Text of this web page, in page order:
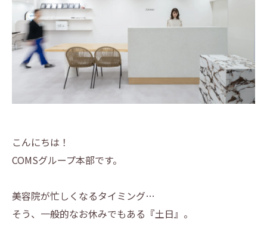
こんにちは！
COMSグループ本部です。
美容院が忙しくなるタイミング…
そう、一般的なお休みでもある『土日』。